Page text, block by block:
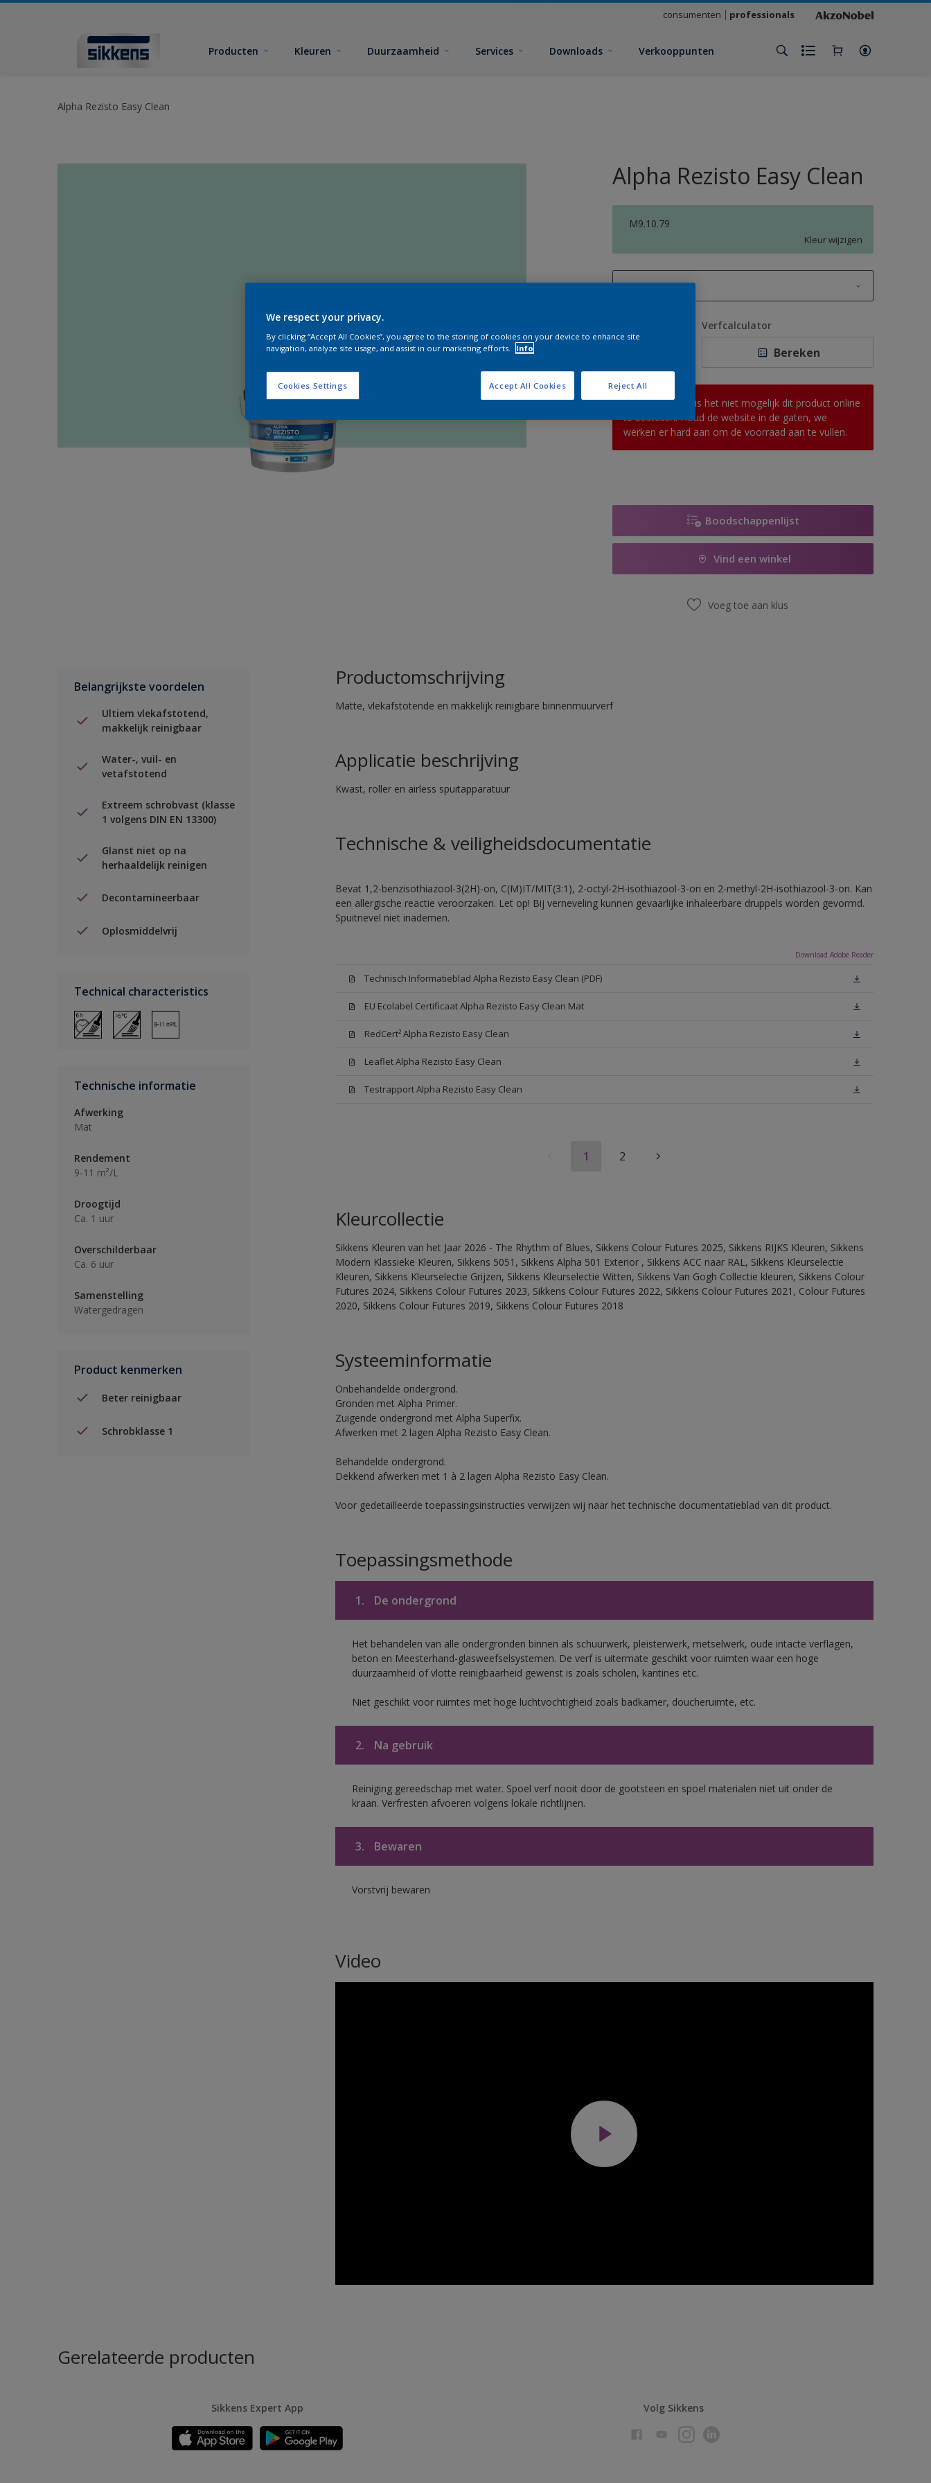
consumenten professionals
Producten Kleuren Duurzaamheid Services Downloads Verkooppunten
Alpha Rezisto Easy Clean
Alpha Rezisto Easy Clean
M9.10.79
Kleur wijzigen
1 L
2,5 L
10 L
Verfcalculator
Bereken
Op dit moment is het niet mogelijk dit product online
te bestellen. Houd de website in de gaten, we
werken er hard aan om de voorraad aan te vullen.
Boodschappenlijst
Vind een winkel
Voeg toe aan klus
Belangrijkste voordelen
Ultiem vlekafstotend,
makkelijk reinigbaar
Water-, vuil- en
vetafstotend
Extreem schrobvast (klasse
1 volgens DIN EN 13300)
Glanst niet op na
herhaaldelijk reinigen
Decontamineerbaar
Oplosmiddelvrij
Technical characteristics
Technische informatie
Afwerking
Mat
Rendement
9-11 m²/L
Droogtijd
Ca. 1 uur
Overschilderbaar
Ca. 6 uur
Samenstelling
Watergedragen
Product kenmerken
Beter reinigbaar
Schrobklasse 1
Productomschrijving
Matte, vlekafstotende en makkelijk reinigbare binnenmuurverf
Applicatie beschrijving
Kwast, roller en airless spuitapparatuur
Technische & veiligheidsdocumentatie
Bevat 1,2-benzisothiazool-3(2H)-on, C(M)IT/MIT(3:1), 2-octyl-2H-isothiazool-3-on en 2-methyl-2H-isothiazool-3-on. Kan
een allergische reactie veroorzaken. Let op! Bij verneveling kunnen gevaarlijke inhaleerbare druppels worden gevormd.
Spuitnevel niet inademen.
Download Adobe Reader
Technisch Informatieblad Alpha Rezisto Easy Clean (PDF)
EU Ecolabel Certificaat Alpha Rezisto Easy Clean Mat
RedCert² Alpha Rezisto Easy Clean
Leaflet Alpha Rezisto Easy Clean
Testrapport Alpha Rezisto Easy Clean
1 2
Kleurcollectie
Sikkens Kleuren van het Jaar 2026 - The Rhythm of Blues, Sikkens Colour Futures 2025, Sikkens RIJKS Kleuren, Sikkens
Modern Klassieke Kleuren, Sikkens 5051, Sikkens Alpha 501 Exterior , Sikkens ACC naar RAL, Sikkens Kleurselectie
Kleuren, Sikkens Kleurselectie Grijzen, Sikkens Kleurselectie Witten, Sikkens Van Gogh Collectie kleuren, Sikkens Colour
Futures 2024, Sikkens Colour Futures 2023, Sikkens Colour Futures 2022, Sikkens Colour Futures 2021, Colour Futures
2020, Sikkens Colour Futures 2019, Sikkens Colour Futures 2018
Systeeminformatie
Onbehandelde ondergrond.
Gronden met Alpha Primer.
Zuigende ondergrond met Alpha Superfix.
Afwerken met 2 lagen Alpha Rezisto Easy Clean.
Behandelde ondergrond.
Dekkend afwerken met 1 à 2 lagen Alpha Rezisto Easy Clean.
Voor gedetailleerde toepassingsinstructies verwijzen wij naar het technische documentatieblad van dit product.
Toepassingsmethode
1. De ondergrond
Het behandelen van alle ondergronden binnen als schuurwerk, pleisterwerk, metselwerk, oude intacte verflagen,
beton en Meesterhand-glasweefselsystemen. De verf is uitermate geschikt voor ruimten waar een hoge
duurzaamheid of vlotte reinigbaarheid gewenst is zoals scholen, kantines etc.
Niet geschikt voor ruimtes met hoge luchtvochtigheid zoals badkamer, doucheruimte, etc.
2. Na gebruik
Reiniging gereedschap met water. Spoel verf nooit door de gootsteen en spoel materialen niet uit onder de
kraan. Verfresten afvoeren volgens lokale richtlijnen.
3. Bewaren
Vorstvrij bewaren
Video
Gerelateerde producten
Sikkens Expert App Volg Sikkens
We respect your privacy.
By clicking “Accept All Cookies”, you agree to the storing of cookies on your device to enhance site
navigation, analyze site usage, and assist in our marketing efforts.
Info
Cookies Settings Reject All
Accept All Cookies